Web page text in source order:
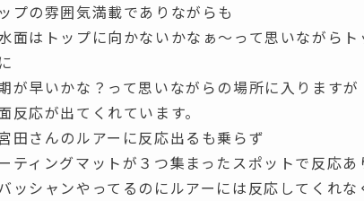
プの雰囲気満載でありながらも
面はトップに向かないかなぁ～って思いながら
が早いかな？って思いながらの場所に入りますが
反応が出てくれています。
田さんのルアーに反応出るも乗らず
ティングマットが３つ集まったスポットで反応あ
ッシャンやってるのにルアーには反応してくれな